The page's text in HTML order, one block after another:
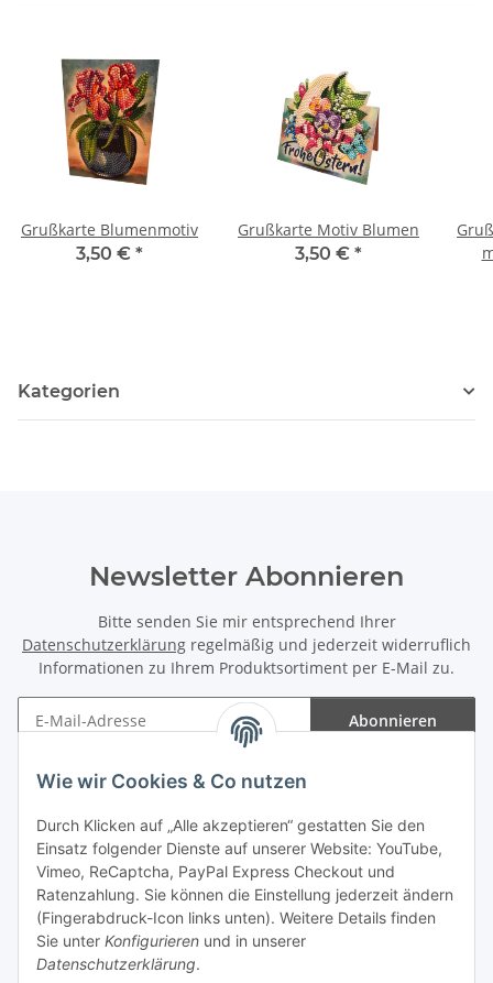
Wie wir Cookies & Co nutzen
Durch Klicken auf „Alle akzeptieren“ gestatten Sie den
Einsatz folgender Dienste auf unserer Website: YouTube,
Vimeo, ReCaptcha, PayPal Express Checkout und
Ratenzahlung. Sie können die Einstellung jederzeit ändern
(Fingerabdruck-Icon links unten). Weitere Details finden
Sie unter Konfigurieren und in unserer
Datenschutzerklärung.
Grußkarte Blumenmotiv
3,50 € *
Grußkarte Motiv Blumen
3,50 € *
Kategorien
Newsletter Abonnieren
Bitte senden Sie mir entsprechend Ihrer
Datenschutzerklärung regelmäßig und jederzeit widerruflich
Informationen zu Ihrem Produktsortiment per E-Mail zu.
Abonnieren
Gesetzliche Informationen
Vertrag widerrufen